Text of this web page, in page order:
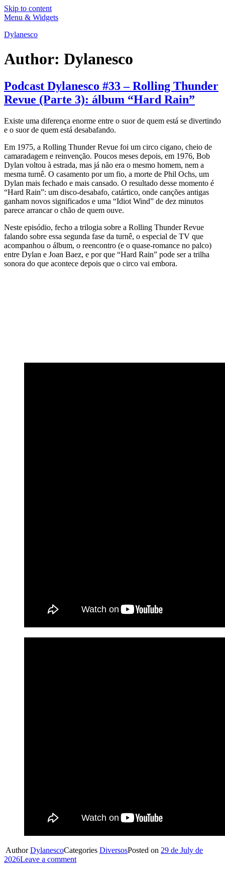
Skip to content
Menu & Widgets
Dylanesco
Author: Dylanesco
Podcast Dylanesco #33 – Rolling Thunder
Revue (Parte 3): álbum “Hard Rain”
Existe uma diferença enorme entre o suor de quem está se divertindo
e o suor de quem está desabafando.
Em 1975, a Rolling Thunder Revue foi um circo cigano, cheio de
camaradagem e reinvenção. Poucos meses depois, em 1976, Bob
Dylan voltou à estrada, mas já não era o mesmo homem, nem a
mesma turnê. O casamento por um fio, a morte de Phil Ochs, um
Dylan mais fechado e mais cansado. O resultado desse momento é
“Hard Rain”: um disco-desabafo, catártico, onde canções antigas
ganham novos significados e uma “Idiot Wind” de dez minutos
parece arrancar o chão de quem ouve.
Neste episódio, fecho a trilogia sobre a Rolling Thunder Revue
falando sobre essa segunda fase da turnê, o especial de TV que
acompanhou o álbum, o reencontro (e o quase-romance no palco)
entre Dylan e Joan Baez, e por que “Hard Rain” pode ser a trilha
sonora do que acontece depois que o circo vai embora.
AuthorDylanescoCategories DiversosPosted on 29 de July de
2026Leave a comment